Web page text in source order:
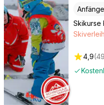
Skikurse
4,9(49